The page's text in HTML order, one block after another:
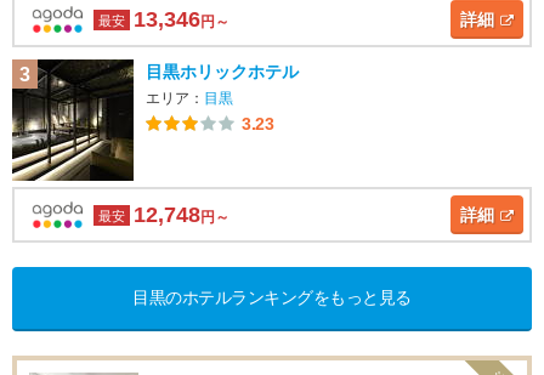
黒
品
川
浜
松
町
・
大
崎
最安 13,346円～ 詳細
3 目黒ホリックホテル
エリア： 目黒
3.23
最安 12,748円～ 詳細
目黒のホテルランキングをもっと見る